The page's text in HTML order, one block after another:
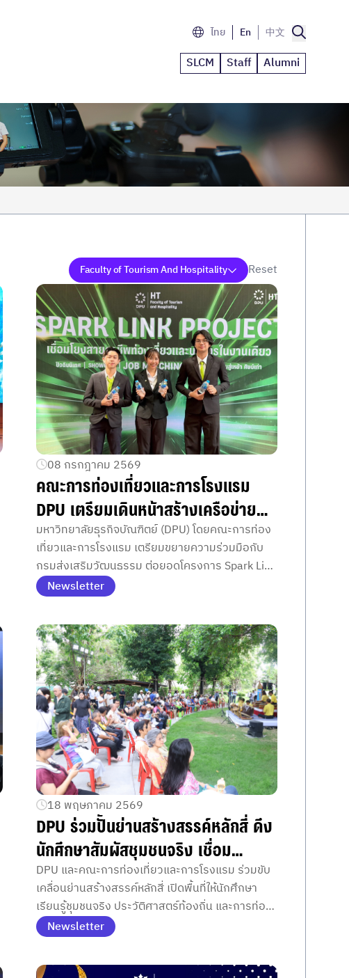
ไทย En 中文
SLCM Staff Alumni
Faculty of Tourism And Hospitality Reset
08 กรกฎาคม 2569
คณะการท่องเที่ยวและการโรงแรม
DPU เตรียมเดินหน้าสร้างเครือข่าย
วัฒนธรรม จับมือกรมส่งเสริม
วัฒนธรรม ต่อยอดจากงาน Spark
Link Project พัฒนานักศึกษารุ่นใหม่
มหาวิทยาลัยธุรกิจบัณฑิตย์ (DPU) โดยคณะการท่อง
เที่ยวและการโรงแรม เตรียมขยายความร่วมมือกับ
กรมส่งเสริมวัฒนธรรม ต่อยอดโครงการ Spark Link
Project เพื่อพัฒนานักศึกษาให้เชื่อมโยงมิติการท่อง
เที่ยวกับวัฒนธรรมไทย สร้างทักษะวิชาชีพและตอบ
โจทย์อุตสาหกรรมท่องเที่ยวเชิงคุณค่าในอนาคต
Newsletter
18 พฤษภาคม 2569
DPU ร่วมปั้นย่านสร้างสรรค์หลักสี่ ดึง
นักศึกษาสัมผัสชุมชนจริง เชื่อม
ประวัติศาสตร์สู่เศรษฐกิจสร้างสรรค์
DPU และคณะการท่องเที่ยวและการโรงแรม ร่วมขับ
เคลื่อนย่านสร้างสรรค์หลักสี่ เปิดพื้นที่ให้นักศึกษา
เรียนรู้ชุมชนจริง ประวัติศาสตร์ท้องถิ่น และการท่อง
เที่ยวเชิงวัฒนธรรมร่วมสมัย
Newsletter